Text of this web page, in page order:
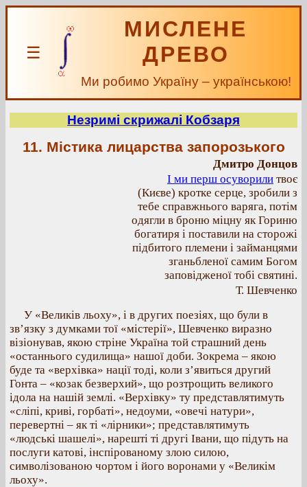
☰
МИСЛЕНЕ
ДРЕВО
Ми робимо Україну – українською!
Незримі скрижалі Кобзаря
11. Містика лицарства запорозького
Дмитро Донцов
І ми перш осуворили твоє
(Києве) кротке серце, зробили з
тебе справжнього варяга, потім
одягли в броню міцну як Гориню
богатиря і поставили на сторожі
підбитого племени і займанцями
зганьбленої самим Богом
заповідженої тобі святині.
Т. Шевченко
У «Великів льоху», і в других поезіях, що були в
зв’язку з думками тої «містерії», Шевченко виразно
візіонував, якою стріне Україна той страшний день
«останнього судилища» нашої доби. Зокрема – якою
буде та «верхівка» нації тоді, коли з’явиться другий
Гонта – «козак безверхий», що розтрощить великого
ідола на нашій землі. «Верхівку» ту представлятимуть
«сліпі, криві, горбаті», недоуми, «овечі натури»,
перевертні – як ті «лірники»; представлятимуть
«людські шашелі», нарешті ті другі Івани, що підуть на
послуги катові, інспірованому злою силою,
символізованою чортом і його воронами у «Великім
льоху».